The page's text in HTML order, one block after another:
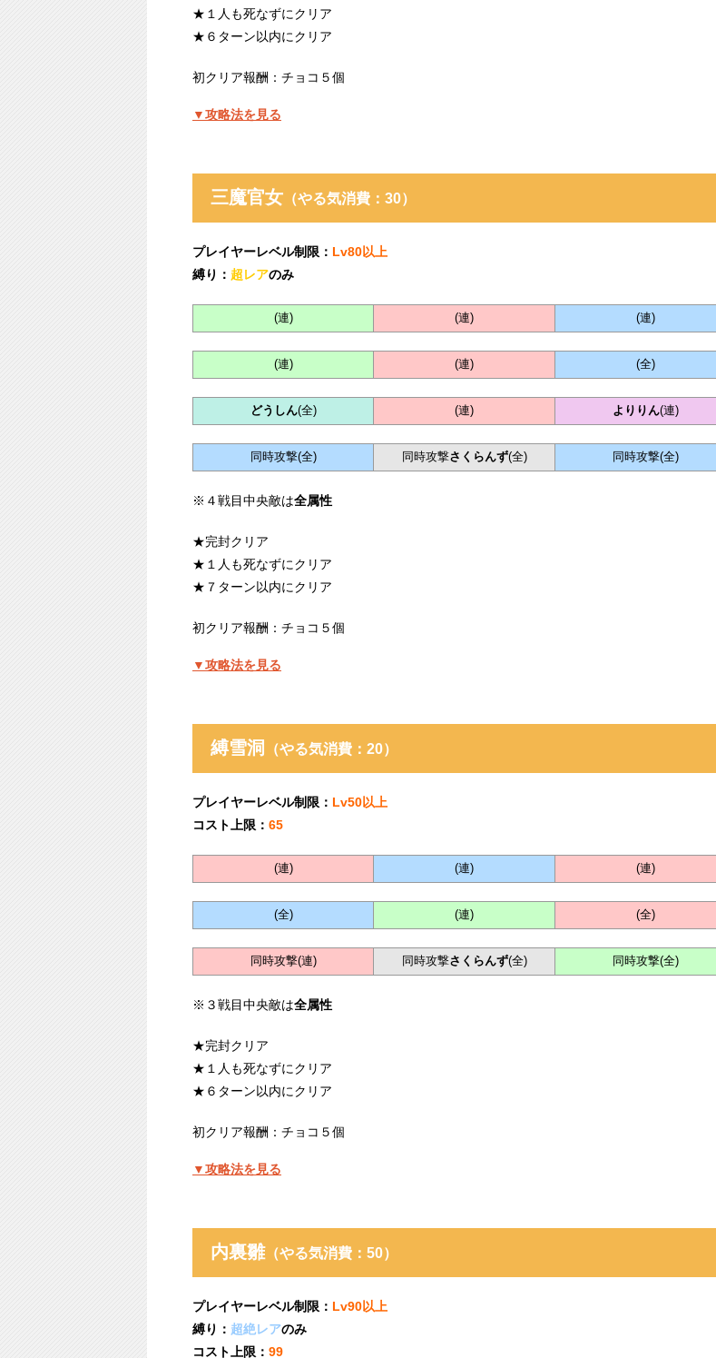
★１人も死なずにクリア
★６ターン以内にクリア
初クリア報酬：チョコ５個
▼攻略法を見る
三魔官女 （やる気消費：30）
プレイヤーレベル制限： Lv80以上
縛り： 超レアのみ
(連) (連) (連)
(連) (連) (全)
どうしん(全) (連) よりりん(連)
同時攻撃(全) 同時攻撃さくらんず(全) 同時攻撃(全)
※４戦目中央敵は全属性
★完封クリア
★１人も死なずにクリア
★７ターン以内にクリア
初クリア報酬：チョコ５個
▼攻略法を見る
縛雪洞 （やる気消費：20）
プレイヤーレベル制限： Lv50以上
コスト上限： 65
(連) (連) (連)
(全) (連) (全)
同時攻撃(連) 同時攻撃さくらんず(全) 同時攻撃(全)
※３戦目中央敵は全属性
★完封クリア
★１人も死なずにクリア
★６ターン以内にクリア
初クリア報酬：チョコ５個
▼攻略法を見る
内裏雛（やる気消費：50）
プレイヤーレベル制限： Lv90以上
縛り： 超絶レアのみ
コスト上限： 99